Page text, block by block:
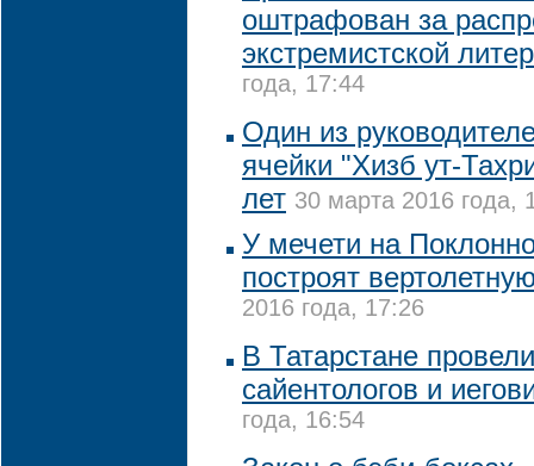
оштрафован за
экстремистской
года, 17:44
Один из
ячейки "Хизб ут-
лет 30 марта 2016 года,
У мечети на
построят
2016 года, 17:26
В Татарстане
сайентологов и
года, 16:54